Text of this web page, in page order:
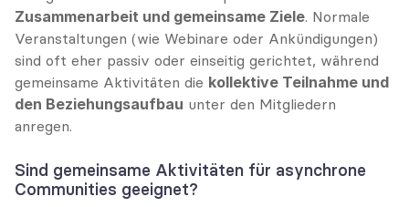
Zusammenarbeit und gemeinsame Ziele. Normale
Veranstaltungen (wie Webinare oder Ankündigungen)
sind oft eher passiv oder einseitig gerichtet, während
gemeinsame Aktivitäten die kollektive Teilnahme und
den Beziehungsaufbau unter den Mitgliedern
anregen.
Sind gemeinsame Aktivitäten für asynchrone
Communities geeignet?